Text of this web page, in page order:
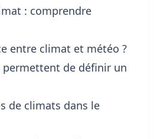
: comprendre
entre climat et météo ?
permettent de définir un
de climats dans le